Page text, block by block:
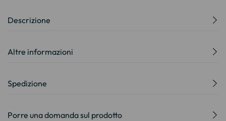
Descrizione
Altre informazioni
Spedizione
Porre una domanda sul prodotto